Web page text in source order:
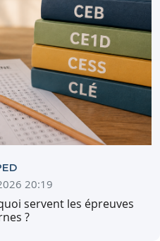
20:19
quoi servent les épreuves
?